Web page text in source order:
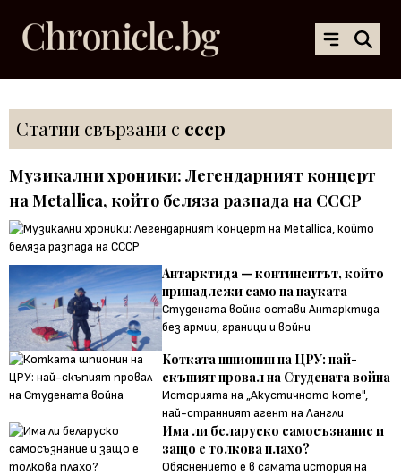
Статии свързани с ссср
Музикални хроники: Легендарният концерт
на Metallica, който беляза разпада на СССР
Антарктида — континентът, който
принадлежи само на науката
Студената война остави Антарктида
без армии, граници и войни
Котката шпионин на ЦРУ: най-
скъпият провал на Студената война
Историята на „Акустичното коте",
най-странният агент на Лангли
Има ли беларуско самосъзнание и
защо е толкова плахо?
Обяснението е в самата история на